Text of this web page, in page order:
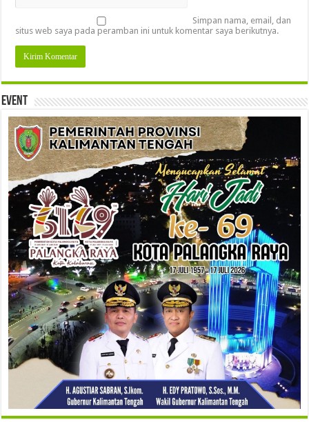
Simpan nama, email, dan
situs web saya pada peramban ini untuk komentar saya berikutnya.
Event